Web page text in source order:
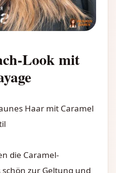
Look mit
die Caramel-
zur Geltung und